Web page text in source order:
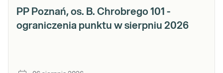
PP Poznań, os. B. Chrobrego 101 -
ograniczenia punktu w sierpniu 2026